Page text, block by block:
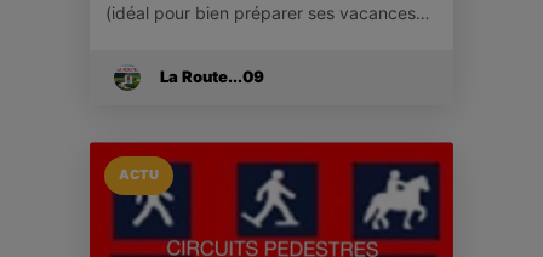
(idéal pour bien préparer ses vacances…
La Route...09
ACTU